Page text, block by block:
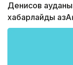
Денисов
хабарлайды